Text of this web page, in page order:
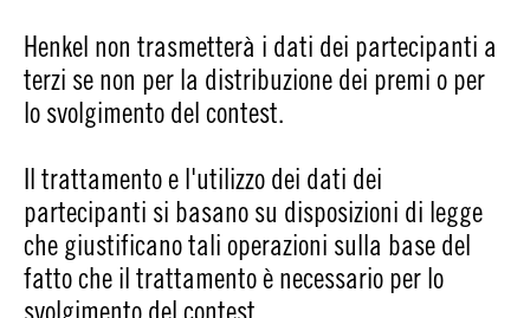
Henkel non trasmetterà i dati dei partecipanti a
terzi se non per la distribuzione dei premi o per
lo svolgimento del contest.
Il trattamento e l'utilizzo dei dati dei
partecipanti si basano su disposizioni di legge
che giustificano tali operazioni sulla base del
fatto che il trattamento è necessario per lo